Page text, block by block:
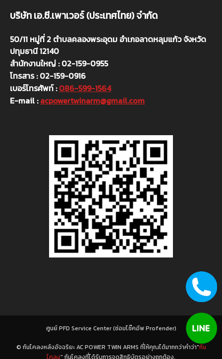
บริษัท เอ.ซี.เพาเวอร์ (ประเทศไทย) จำกัด
50/11 หมู่ที่ 2 ตำบลคลองพระอุดม อำเภอลาดหลุมแก้ว จังหวัด
ปทุมธานี 12140
สำนักงานใหญ่ : 02-159-0955
โทรสาร : 02-159-0916
เบอร์โทรศัพท์ :086-599-1564
E-mail :acpowertwinarm@gmail.com
ศูนย์ PFD Service Center (ซ่อมโช๊คอัพ Profender)
© กันโคลงหลังอัจฉริยะ AC POWER TWIN ARMS ที่ให้คุณได้มากกว่าคำว่า"กัน